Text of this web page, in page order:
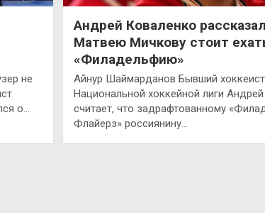
не
о…
Андрей Коваленко
Матвею Мичкову стоит
«Филадельфию»
Айнур Шаймарданов Бывший
Национальной хоккейной лиги
считает, что задрафтованному
Флайерз» россиянину…